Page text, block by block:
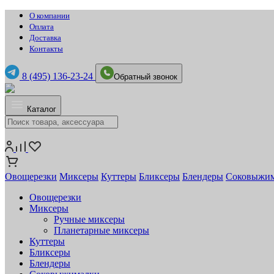
О компании
Оплата
Доставка
Контакты
8 (495) 136-23-24 Обратный звонок
Каталог
Овощерезки Миксеры Куттеры Бликсеры Блендеры
Овощерезки
Миксеры
Ручные миксеры
Планетарные миксеры
Куттеры
Бликсеры
Блендеры